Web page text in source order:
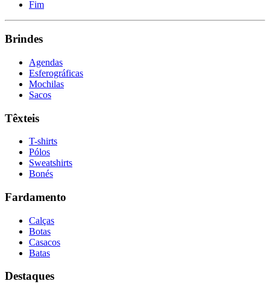
Fim
Brindes
Agendas
Esferográficas
Mochilas
Sacos
Têxteis
T-shirts
Pólos
Sweatshirts
Bonés
Fardamento
Calças
Botas
Casacos
Batas
Destaques